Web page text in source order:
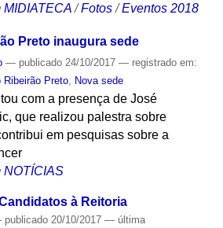
MIDIATECA /Fotos /Eventos 2018
Preto inaugura sede
— publicado24/10/2017 — registrado em:
Ribeirão Preto, Nova sede
com a presença de José
que realizou palestra sobre
em pesquisas sobre a
NOTÍCIAS
à Reitoria
publicado20/10/2017 — última